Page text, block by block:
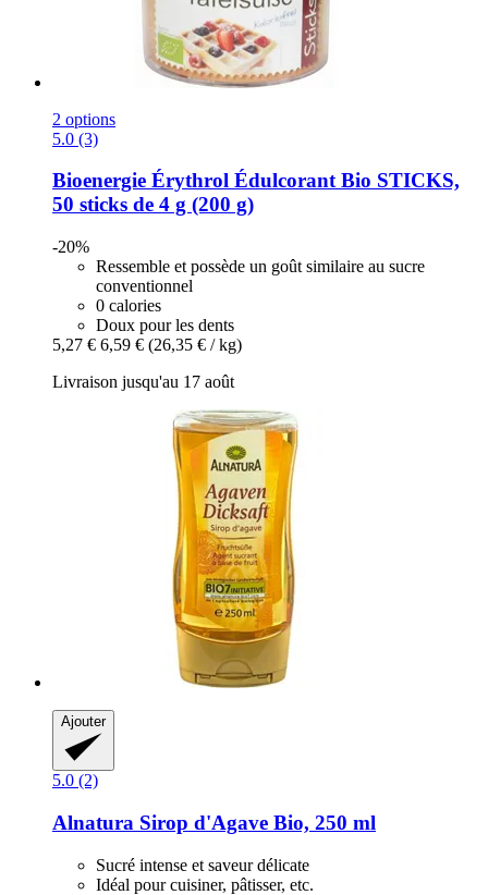
2 options
5.0 (3)
Bioenergie Érythrol Édulcorant Bio STICKS,
50 sticks de 4 g (200 g)
-20%
Ressemble et possède un goût similaire au sucre
conventionnel
0 calories
Doux pour les dents
5,27 € 6,59 € (26,35 € / kg)
Livraison jusqu'au 17 août
Ajouter
5.0 (2)
Alnatura Sirop d'Agave Bio, 250 ml
Sucré intense et saveur délicate
Idéal pour cuisiner, pâtisser, etc.